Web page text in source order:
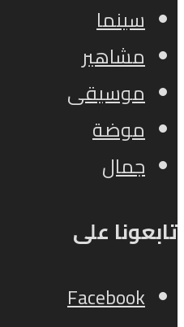
سينما
مشاهير
موسيقى
موضة
جمال
تابعونا على
Facebook